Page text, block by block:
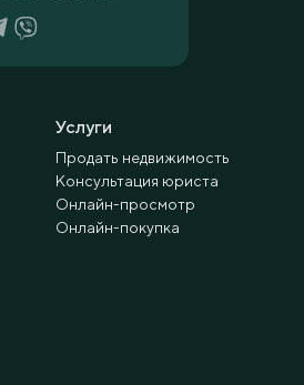
Услуги
Продать недвижимость
Консультация юриста
Онлайн-просмотр
Онлайн-покупка